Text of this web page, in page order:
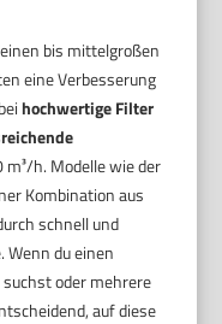
bis mittelgroßen
eine Verbesserung
hochwertige Filter
h. Modelle wie der
Kombination aus
schnell und
du einen
oder mehrere
auf diese